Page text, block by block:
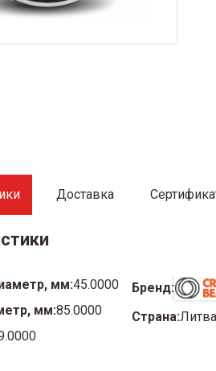
Доставка
мм:45.0000
мм:85.0000
Бренд:
Страна:Литва